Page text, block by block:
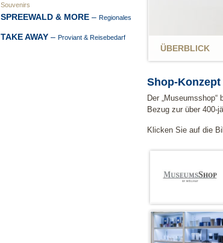
Souvenirs
SPREEWALD & MORE – Regionales
TAKE AWAY – Proviant & Reisebedarf
ÜBERBLICK
Shop-Konzept
Der
Bezug zur über 400-
Klicken Sie auf die